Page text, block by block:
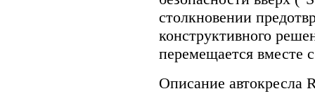
столкновении
конструктивного
перемещается вместе
Описание автокресла